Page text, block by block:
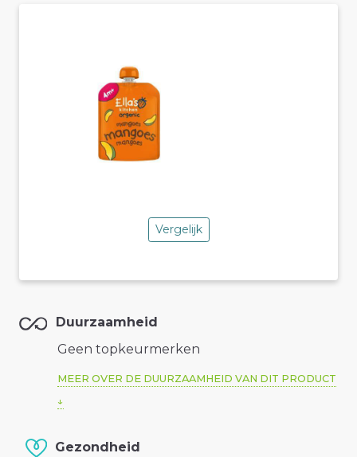
Vergelijk
Duurzaamheid
Geen topkeurmerken
MEER OVER DE DUURZAAMHEID VAN DIT PRODUCT
Gezondheid